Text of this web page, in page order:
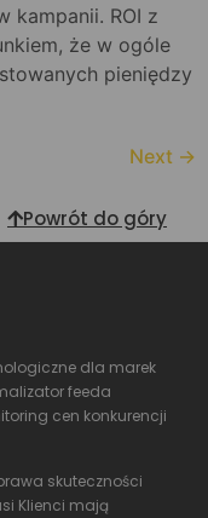
kampanii. ROI z
że w ogóle
pieniędzy
Next →
Powrót do góry
dla marek
feeda
cen konkurencji
skuteczności
Klienci mają